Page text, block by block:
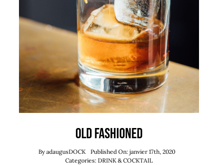
Old Fashioned
ByadaugusDOCK
Published On: janvier 17th, 2020
Categories: DRINK & COCKTAIL